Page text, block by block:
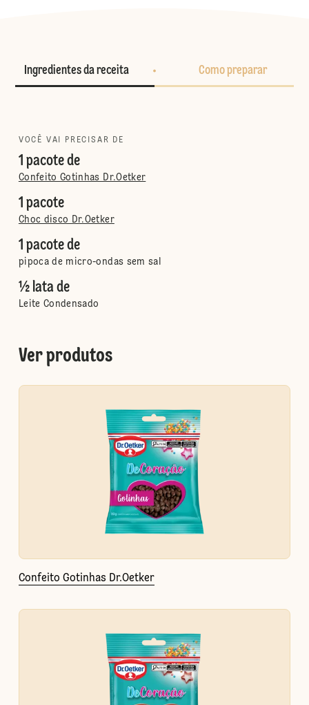
Ingredientes da receita Como preparar
VOCÊ VAI PRECISAR DE
1 pacote de
Confeito Gotinhas Dr.Oetker
1 pacote
Choc disco Dr.Oetker
1 pacote de
pipoca de micro-ondas sem sal
½ lata de
Leite Condensado
Ver produtos
Confeito Gotinhas Dr.Oetker